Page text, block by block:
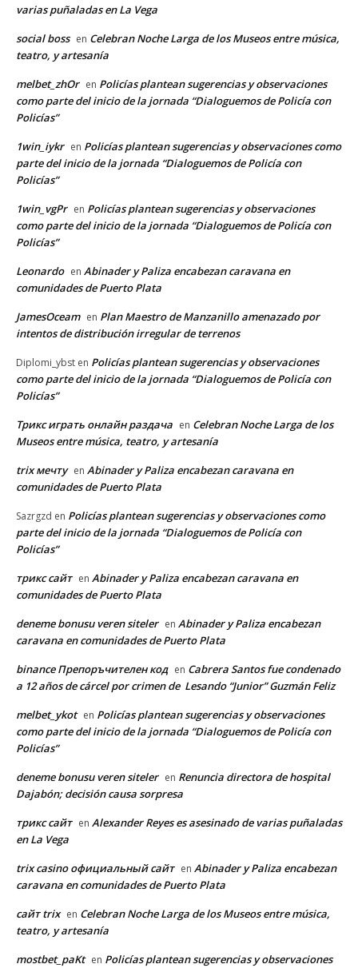
varias puñaladas en La Vega
social boss en Celebran Noche Larga de los Museos entre música,
teatro, y artesanía
melbet_zhOr en Policías plantean sugerencias y observaciones
como parte del inicio de la jornada “Dialoguemos de Policía con
Policías”
1win_iykr en Policías plantean sugerencias y observaciones como
parte del inicio de la jornada “Dialoguemos de Policía con
Policías”
1win_vgPr en Policías plantean sugerencias y observaciones
como parte del inicio de la jornada “Dialoguemos de Policía con
Policías”
Leonardo en Abinader y Paliza encabezan caravana en
comunidades de Puerto Plata
JamesOceam en Plan Maestro de Manzanillo amenazado por
intentos de distribución irregular de terrenos
Diplomi_ybst en Policías plantean sugerencias y observaciones
como parte del inicio de la jornada “Dialoguemos de Policía con
Policías”
Трикс играть онлайн раздача en Celebran Noche Larga de los
Museos entre música, teatro, y artesanía
trix мечту en Abinader y Paliza encabezan caravana en
comunidades de Puerto Plata
Sazrgzd en Policías plantean sugerencias y observaciones como
parte del inicio de la jornada “Dialoguemos de Policía con
Policías”
трикс сайт en Abinader y Paliza encabezan caravana en
comunidades de Puerto Plata
deneme bonusu veren siteler en Abinader y Paliza encabezan
caravana en comunidades de Puerto Plata
binance Препоръчителен код en Cabrera Santos fue condenado
a 12 años de cárcel por crimen de Lesando “Junior” Guzmán Feliz
melbet_ykot en Policías plantean sugerencias y observaciones
como parte del inicio de la jornada “Dialoguemos de Policía con
Policías”
deneme bonusu veren siteler en Renuncia directora de hospital
Dajabón; decisión causa sorpresa
трикс сайт en Alexander Reyes es asesinado de varias puñaladas
en La Vega
trix casino официальный сайт en Abinader y Paliza encabezan
caravana en comunidades de Puerto Plata
сайт trix en Celebran Noche Larga de los Museos entre música,
teatro, y artesanía
mostbet_paKt en Policías plantean sugerencias y observaciones